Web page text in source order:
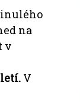
na
v
V